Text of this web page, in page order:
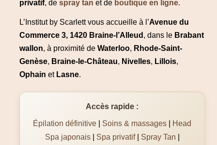
privatif, de spray tan et de boutique en ligne.
L’Institut by Scarlett vous accueille à l’Avenue du
Commerce 3, 1420 Braine-l’Alleud , dans le Brabant
wallon, à proximité de Waterloo, Rhode-Saint-
Genèse, Braine-le-Château, Nivelles, Lillois,
Ophain et Lasne.
Accès rapide :
Épilation définitive Soins & massages
Head
Spa japonais| Spa privatif| Spray Tan